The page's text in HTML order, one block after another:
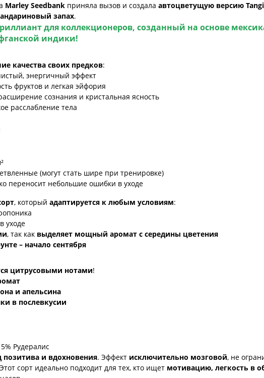
Marley Seedbank приняла вызов и создала автоцветущую версию
запах.
для коллекционеров, созданный на основе
индики!
качества своих предков:
энергичный эффект
фруктов и легкая эйфория
сознания и кристальная ясность
расслабление тела
(могут стать шире при тренировке)
переносит небольшие ошибки в уходе
, который адаптируется к любым условиям:
уходе
, так как выделяет мощный аромат с середины цветения
– начало сентября
цитрусовыми нотами!
и апельсина
в послевкусии
Рудералис
позитива и вдохновения. Эффект исключительно мозговой, не
сорт идеально подходит для тех, кто ищет мотивацию, легкость в